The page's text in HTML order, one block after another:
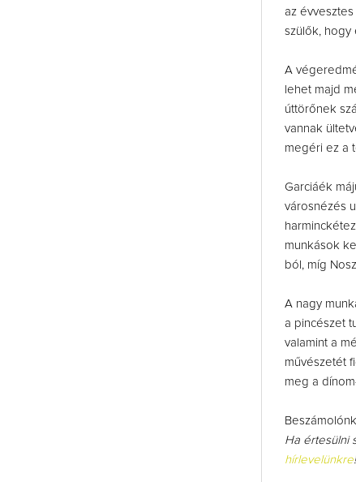
az
szülők, hogy
A
lehet majd
úttörőnek
vannak
megéri ez a
Garciáék
városnézés
munkások
ból, míg
A nagy
a pincészet
valamint a
művészetét
meg a
Ha értesülni
hírlevelünkre!